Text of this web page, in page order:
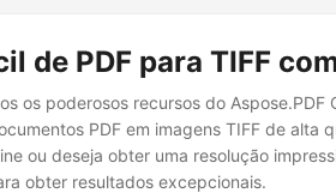
de PDF para TIFF
os poderosos recursos do Aspose.PDF
PDF em imagens TIFF de alta
ou deseja obter uma resolução
obter resultados excepcionais.